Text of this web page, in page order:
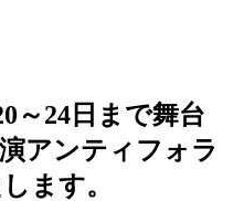
～24日まで舞台
アンティフォラ
ます。